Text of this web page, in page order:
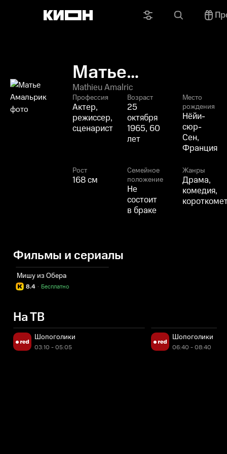
Матье
Амальрик
Mathieu Amalric
Профессия
Актер,
режиссер,
сценарист
Возраст
25
октября
1965, 60
лет
Место
рождения
Нёйи-
сюр-
Сен,
Франция
Рост
168 см
Семейное
положение
Не
состоит
в браке
Жанры
Драма,
комедия,
Фильмы и сериалы
Мишу из Обера
8.4 Бесплатно
·
На ТВ
Шопоголики
03:10 - 05:05
Шопоголики
06:40 - 08:40